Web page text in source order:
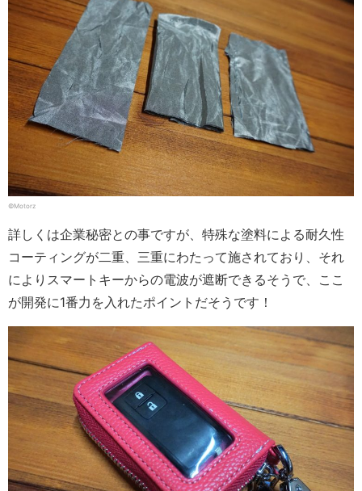
©Motorz
詳しくは企業秘密との事ですが、特殊な塗料による耐久性
コーティングが二重、三重にわたって施されており、それ
によりスマートキーからの電波が遮断できるそうで、ここ
が開発に1番力を入れたポイントだそうです！